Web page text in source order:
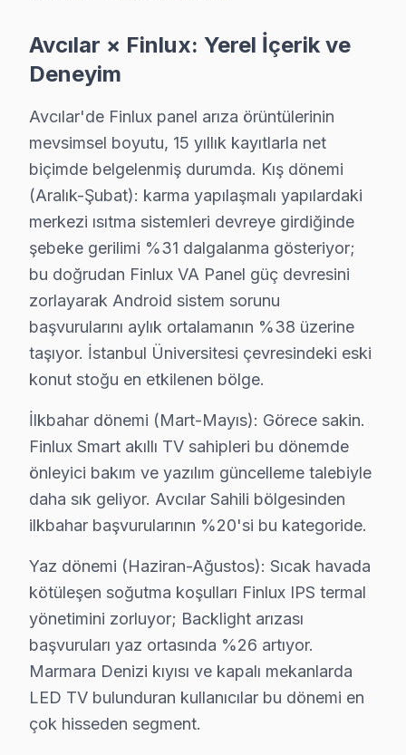
· Avcılar Samsung
· Avcılar LG
· Avcılar Panasonic
· Avcılar Toshiba
Finlux TV Arızası: Avcılar'de Ne
Avcılar'de Finlux TV arızasında yapmanız
Finlux TV Servisinde Güven
✓ 15+ Yıl Deneyim
✓ Yazılı Garanti Belgesi
Avcılar, İstanbul'un köklü ilçelerinden biri olup bölgemizdeki
Finlux En Sık Arızalar: Sayısal Analiz
Finlux markasına ait televizyonların arıza
Avcılar’ın coğrafi konumu, ulaşım ağı ve mahalle
Örneğin, Finlux 43FLX7000 modelinin panel sorunu,
Sonuç olarak, Finlux TV'lerin Avcılar bölgesindeki
Avcılar'de Finlux TV Arıza Verileri 2025
Avcılar × Finlux: Yerel İçerik ve
Deneyim
Avcılar'de Finlux panel arıza örüntülerinin
mevsimsel boyutu, 15 yıllık kayıtlarla net
biçimde belgelenmiş durumda. Kış dönemi
(Aralık-Şubat): karma yapılaşmalı yapılardaki
merkezi ısıtma sistemleri devreye girdiğinde
şebeke gerilimi %31 dalgalanma gösteriyor;
bu doğrudan Finlux VA Panel güç devresini
zorlayarak Android sistem sorunu
başvurularını aylık ortalamanın %38 üzerine
taşıyor. İstanbul Üniversitesi çevresindeki eski
konut stoğu en etkilenen bölge.
İlkbahar dönemi (Mart-Mayıs): Görece sakin.
Finlux Smart akıllı TV sahipleri bu dönemde
önleyici bakım ve yazılım güncelleme talebiyle
daha sık geliyor. Avcılar Sahili bölgesinden
ilkbahar başvurularının %20'si bu kategoride.
Yaz dönemi (Haziran-Ağustos): Sıcak havada
kötüleşen soğutma koşulları Finlux IPS termal
yönetimini zorluyor; Backlight arızası
başvuruları yaz ortasında %26 artıyor.
Marmara Denizi kıyısı ve kapalı mekanlarda
LED TV bulunduran kullanıcılar bu dönemi en
çok hisseden segment.